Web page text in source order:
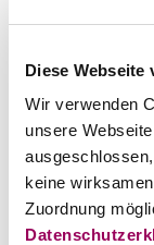
Diese Webseite
Wir verwenden
unsere
keine
Zuordnung